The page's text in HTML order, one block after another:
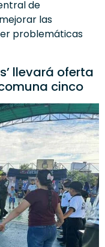
de
las
problemáticas
llevará oferta
cinco